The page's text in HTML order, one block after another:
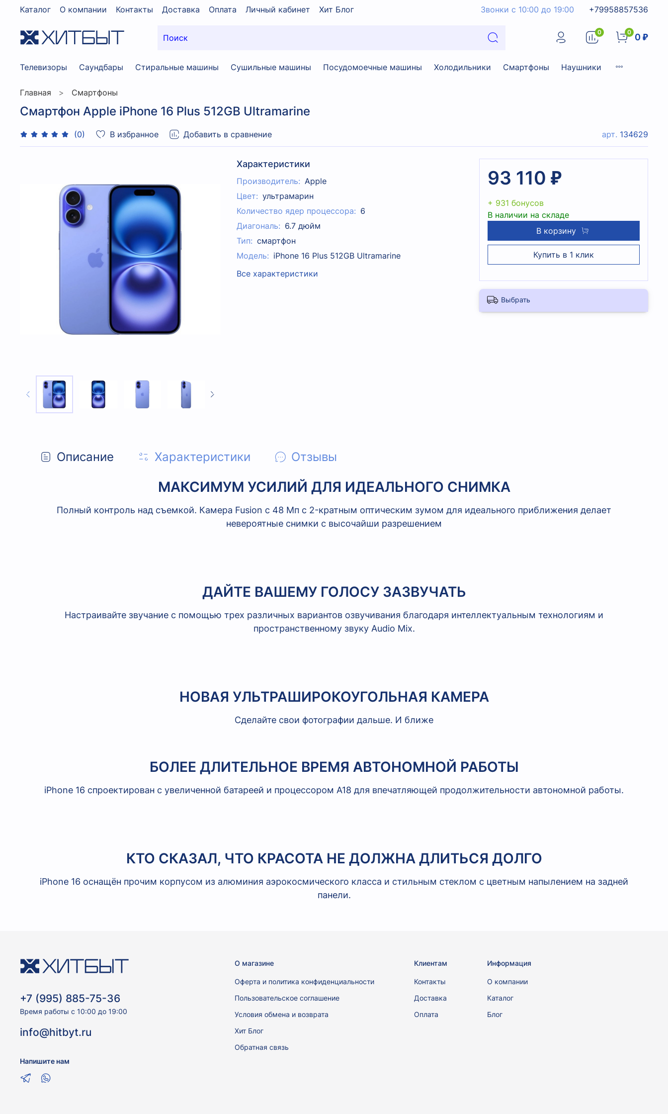
Каталог О компании Контакты Доставка Оплата Личный кабинет Хит Блог Звонки с 10:00 до 19:00 +79958857536
0 0 0 ₽
Телевизоры Саундбары Стиральные машины Сушильные машины Посудомоечные машины Холодильники Смартфоны Наушники
Главная Смартфоны
Смартфон Apple iPhone 16 Plus 512GB Ultramarine
(0) В избранное Добавить в сравнение арт. 134629
Характеристики
Производитель: Apple
Цвет: ультрамарин
Количество ядер процессора: 6
Диагональ: 6.7 дюйм
Тип: смартфон
Модель: iPhone 16 Plus 512GB Ultramarine
Все характеристики
93 110 ₽
+ 931 бонусов
В наличии на складе
В корзину
Купить в 1 клик
Выбрать
Описание Характеристики Отзывы
МАКСИМУМ УСИЛИЙ ДЛЯ ИДЕАЛЬНОГО СНИМКА
Полный контроль над съемкой. Камера Fusion с 48 Мп с 2-кратным оптическим зумом для идеального приближения делает
невероятные снимки с высочайши разрешением
ДАЙТЕ ВАШЕМУ ГОЛОСУ ЗАЗВУЧАТЬ
Настраивайте звучание с помощью трех различных вариантов озвучивания благодаря интеллектуальным технологиям и
пространственному звуку Audio Mix.
НОВАЯ УЛЬТРАШИРОКОУГОЛЬНАЯ КАМЕРА
Сделайте свои фотографии дальше. И ближе
БОЛЕЕ ДЛИТЕЛЬНОЕ ВРЕМЯ АВТОНОМНОЙ РАБОТЫ
iPhone 16 спроектирован с увеличенной батареей и процессором A18 для впечатляющей продолжительности автономной работы.
КТО СКАЗАЛ, ЧТО КРАСОТА НЕ ДОЛЖНА ДЛИТЬСЯ ДОЛГО
iPhone 16 оснащён прочим корпусом из алюминия аэрокосмического класса и стильным стеклом с цветным напылением на задней
панели.
О магазине
Оферта и политика конфиденциальности
Пользовательское соглашение
Условия обмена и возврата
Хит Блог
Обратная связь
Клиентам
Контакты
Доставка
Оплата
Информация
О компании
Каталог
Блог
+7 (995) 885-75-36
Время работы с 10:00 до 19:00
info@hitbyt.ru
Напишите нам